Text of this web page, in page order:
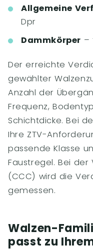
Allgemeine
Dpr
Dammkörper –
Der erreichte
gewählter
Anzahl der
Frequenz,
Schichtdicke. Bei
Ihre ZTV-
passende Klasse
Faustregel. Bei
(CCC) wird die
gemessen.
Walzen-
passt zu